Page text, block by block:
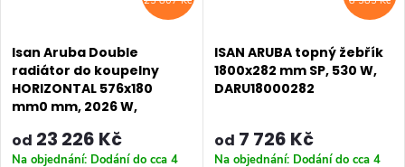
Isan Aruba Double
radiátor do koupelny
HORIZONTAL 576x180
mm0 mm, 2026 W,
od 23 226 Kč
Na objednání: Dodání do cca 4
ISAN ARUBA topný žebřík
1800x282 mm SP, 530 W,
DARU18000282
od 7 726 Kč
Na objednání: Dodání do cca 4